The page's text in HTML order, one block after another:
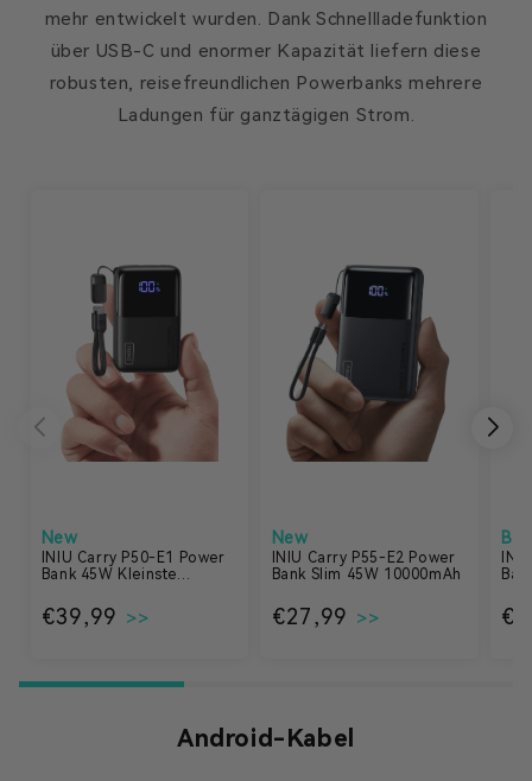
mehr entwickelt wurden. Dank Schnellladefunktion
über USB-C und enormer Kapazität liefern diese
robusten, reisefreundlichen Powerbanks mehrere
Ladungen für ganztägigen Strom.
New
INIU Carry P50-E1 Power
Bank 45W Kleinste
Normaler Preis
€39,99
New
INIU Carry P55-E2 Power
Bank Slim 45W 10000mAh
Normaler Preis
€27,99
Android-Kabel